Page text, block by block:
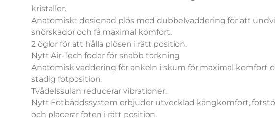
kristaller.
Anatomiskt designad plös med dubbelvaddering för att
snörskador och få maximal komfort.
2 öglor för att hålla plösen i rätt position.
Nytt Air-Tech foder för snabb torkning
Anatomisk vaddering för ankeln i skum för maximal komfort
stadig fotposition.
Tvådelssulan reducerar vibrationer.
Nytt Fotbäddssystem erbjuder utvecklad kängkomfort,
och placerar foten i rätt position.